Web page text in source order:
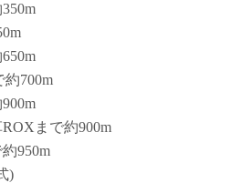
700m
まで約900m
950m
)